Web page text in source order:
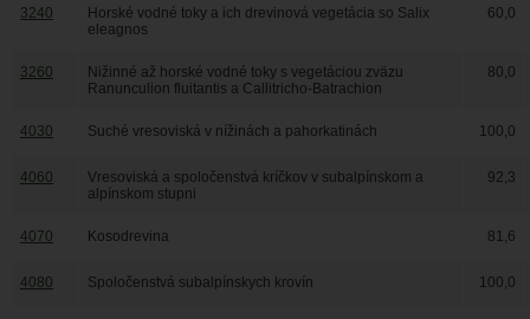
3240
Horské vodné toky a ich drevinová vegetácia so Salix
eleagnos
60,0
3260
Nižinné až horské vodné toky s vegetáciou zväzu
Ranunculion fluitantis a Callitricho-Batrachion
80,0
4030 Suché vresoviská v nížinách a pahorkatinách 100,0
4060
Vresoviská a spoločenstvá kríčkov v subalpínskom a
alpínskom stupni
92,3
4070 Kosodrevina 81,6
4080 Spoločenstvá subalpínskych krovín 100,0